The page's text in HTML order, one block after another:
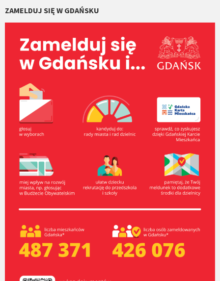
ZAMELDUJ SIĘ W GDAŃSKU